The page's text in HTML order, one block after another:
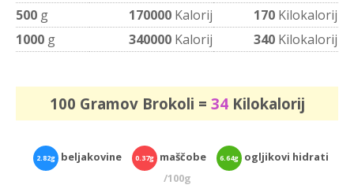
500 g 170000 Kalorij 170 Kilokalorij
1000 g 340000 Kalorij 340 Kilokalorij
100 Gramov Brokoli = 34Kilokalorij
2.82g beljakovine 0.37g maščobe 6.64g
ogljikovi hidrati
/100g